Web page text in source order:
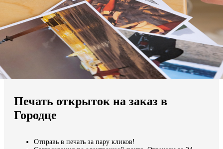
Мы доставляем по всему миру
Продолжить без города
Печать открыток на заказ в
Городце
Отправь в печать за пару кликов!